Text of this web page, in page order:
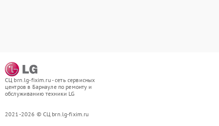
СЦ brn.lg-fixim.ru - сеть сервисных
центров в Барнауле по ремонту и
обслуживанию техники LG
2021-2026 © СЦ brn.lg-fixim.ru